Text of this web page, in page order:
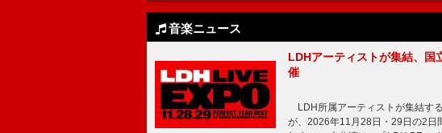
音楽ニュース
LDHアーティストが集結、国
催
LDH所属アーティストが集結す
が、2026年11月28日・29日の2日